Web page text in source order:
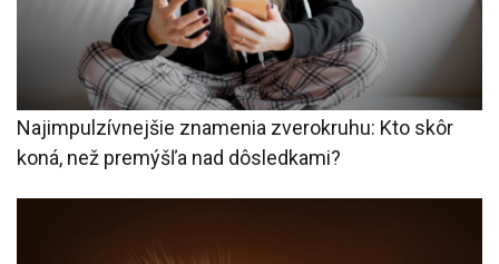
Najimpulzívnejšie znamenia zverokruhu: Kto skôr
koná, než premýšľa nad dôsledkami?